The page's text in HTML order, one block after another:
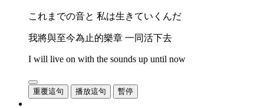
これまでの音と 私は生きていくんだ
我將與至今為止的樂章 一同活下去
I will live on with the sounds up until now
重覆這句 播放這句 暫停